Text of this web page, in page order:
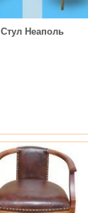
Стул Неаполь